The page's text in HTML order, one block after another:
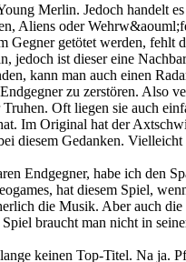
Merlin. Jedoch handelt
Aliens oder
Gegner getötet werden,
jedoch ist dieser eine
kann man auch einen
zu zerstören.
Oft liegen sie auch
Im Original hat der
diesem Gedanken.
Endgegner, habe ich den
hat diesem Spiel,
die Musik. Aber auch
braucht man nicht in
keinen Top-Titel. Na